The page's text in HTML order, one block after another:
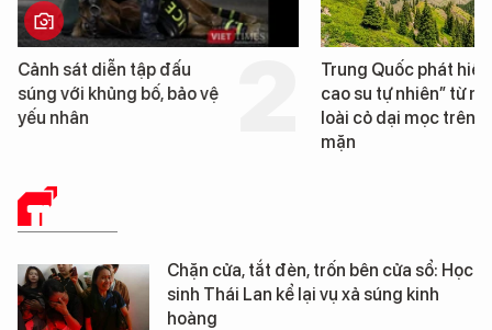
sát diễn tập đấu
với khủng bố, bảo vệ
nhân
Trung Quốc phát hiện
cao su tự nhiên” từ một
loài cỏ dại mọc trên đất
mặn
THẾ GIỚI
Chặn cửa, tắt đèn, trốn bên cửa sổ: Học
sinh Thái Lan kể lại vụ xả súng kinh
hoàng